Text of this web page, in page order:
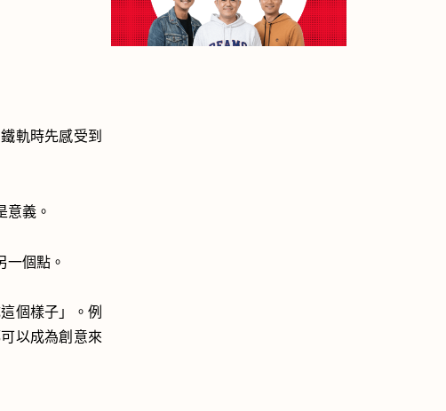
軌時先感受到
意義。
一個點。
個樣子」。例
以成為創意來